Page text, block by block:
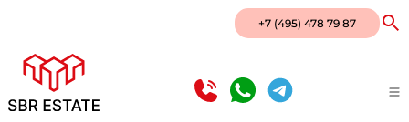
+7 (495) 478 79 87